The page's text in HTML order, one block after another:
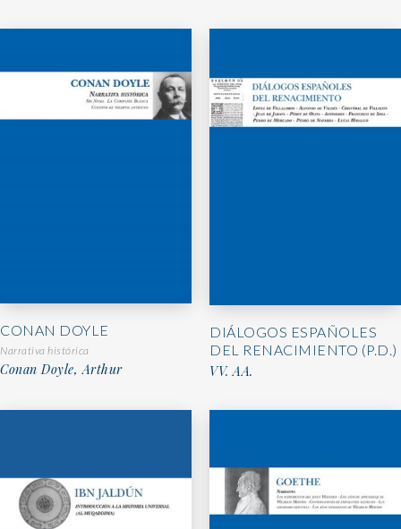
CONAN DOYLE
Narrativa histórica
Conan Doyle, Arthur
DIÁLOGOS ESPAÑOLES
DEL RENACIMIENTO (P.D.)
VV. AA.